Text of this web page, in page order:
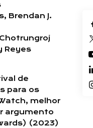
Brendan J.
Reyes
de
para os
melhor
argumento
(2023)